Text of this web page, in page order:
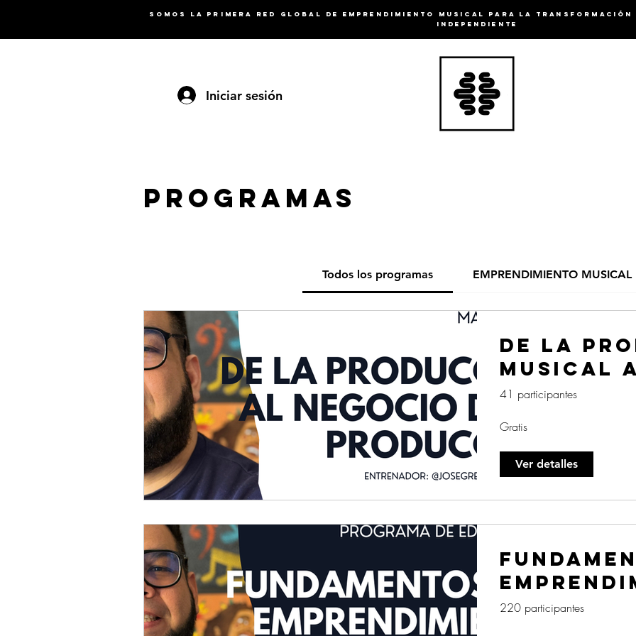
SOMOS la primera RED GLOBAL DE EMPRENDIMIENTO MUSICAL PARA LA TRANSFORMACIÓN
INDEPENDIENTE
Iniciar sesión
Programas
Todos los programas EMPRENDIMIENTO MUSICAL
DE LA
MUSICAL
DE LA
41 participantes
Gratis
Ver detalles
MUSICAL
220 participantes